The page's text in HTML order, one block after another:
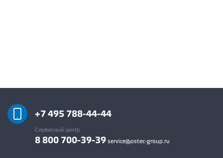
+7 495 788-44-44
Сервисный центр
8 800 700-39-39 service@ostec-group.ru